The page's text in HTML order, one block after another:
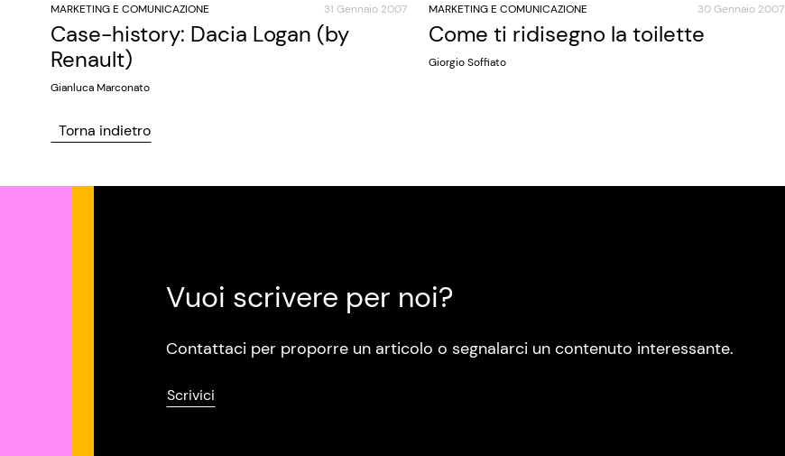
MARKETING E COMUNICAZIONE 31 Gennaio 2007
Case-history: Dacia Logan (by
Renault)
Gianluca Marconato
MARKETING E COMUNICAZIONE 30 Gennaio 2007
Come ti ridisegno la toilette
Giorgio Soffiato
Torna indietro
Vuoi scrivere per noi?
Contattaci per proporre un articolo o segnalarci un contenuto interessante.
Scrivici